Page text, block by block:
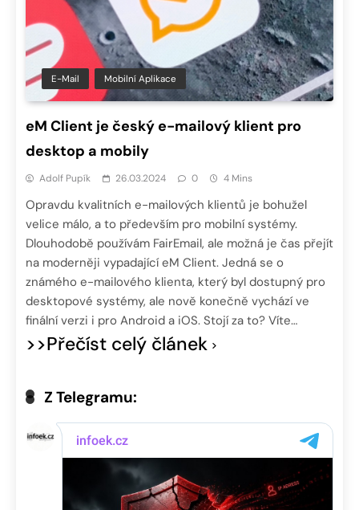
E-Mail Mobilní Aplikace
eM Client je český e-mailový klient pro
desktop a mobily
Adolf Pupík 26.03.2024 0 4 Mins
Opravdu kvalitních e-mailových klientů je bohužel
velice málo, a to především pro mobilní systémy.
Dlouhodobě používám FairEmail, ale možná je čas přejít
na moderněji vypadající eM Client. Jedná se o
známého e-mailového klienta, který byl dostupný pro
desktopové systémy, ale nově konečně vychází ve
finální verzi i pro Android a iOS. Stojí za to? Víte…
>>Přečíst celý článek
Z Telegramu: